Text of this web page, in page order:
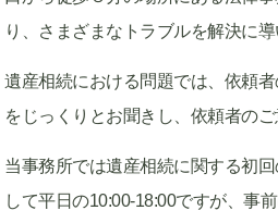
り、さまざまなトラブルを解決に導
遺産相続における問題では、依頼
をじっくりとお聞きし、依頼者の
当事務所では遺産相続に関する初
して平日の10:00-18:00ですが、事